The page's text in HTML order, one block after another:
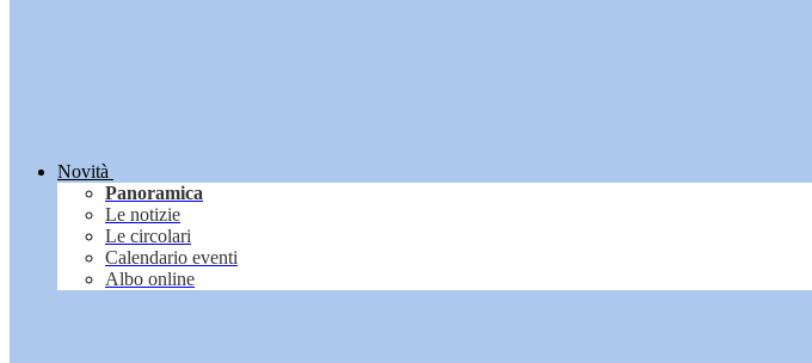
Novità
Panoramica
Le notizie
Le circolari
Calendario eventi
Albo online